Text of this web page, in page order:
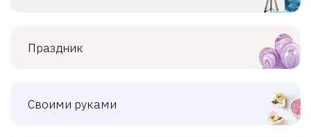
Праздник
Своими руками